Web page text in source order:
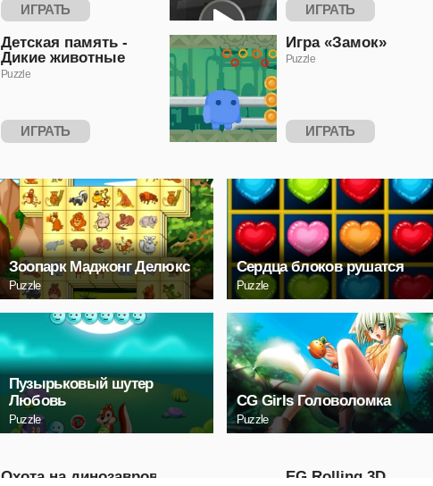
ИГРАТЬ ИГРАТЬ
Детская память -
Дикие животные
Puzzle
ИГРАТЬ
Игра «Замок»
Puzzle
ИГРАТЬ
Зоопарк Маджонг Делюкс
Puzzle
Сердца блоков рушатся
Puzzle
Пузырьковый шутер
Любовь
Puzzle
CG Girls Головоломка
Puzzle
Охота на динозавров
EG Rolling 3D